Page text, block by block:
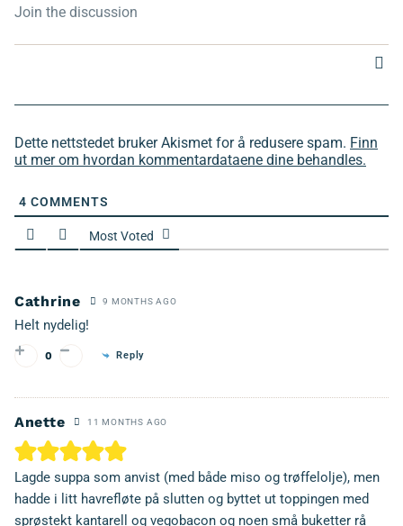
Dette nettstedet bruker Akismet for å redusere spam. Finn
ut mer om hvordan kommentardataene dine behandles.
4 COMMENTS
Most Voted
Cathrine 9 MONTHS AGO
Helt nydelig!
0 Reply
Anette 11 MONTHS AGO
Lagde suppa som anvist (med både miso og trøffelolje), men
hadde i litt havrefløte på slutten og byttet ut toppingen med
sprøstekt kantarell og vegobacon og noen små buketter rå